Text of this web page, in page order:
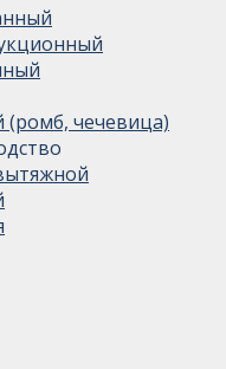
чечевица)